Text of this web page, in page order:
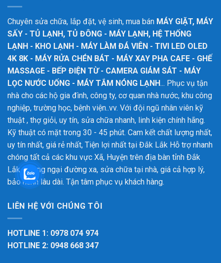
Chuyên sửa chữa, lắp đặt, vệ sinh, mua bán MÁY GIẶT, MÁY
SẤY - TỦ LẠNH, TỦ ĐÔNG - MÁY LẠNH, HỆ THỐNG
LẠNH - KHO LẠNH - MÁY LÀM ĐÁ VIÊN - TIVI LED OLED
4K 8K - MÁY RỬA CHÉN BÁT - MÁY XAY PHA CAFE - GHẾ
MASSAGE - BẾP ĐIỆN TỪ - CAMERA GIÁM SÁT - MÁY
LỌC NƯỚC UỐNG - MÁY TẮM NÓNG LẠNH... Phục vụ tận
nhà cho các hộ gia đình, công ty, cơ quan nhà nước, khu công
nghiệp, trường học, bệnh viện..vv. Với đội ngũ nhân viên kỹ
thuật , thợ giỏi, uy tín, sửa chữa nhanh, linh kiện chính hãng.
Kỹ thuật có mặt trong 30 - 45 phút. Cam kết chất lượng nhất,
uy tín nhất, giá rẻ nhất, Tiện lợi nhất tại Đắk Lắk Hỗ trợ nhanh
chóng tất cả các khu vực Xã, Huyện trên địa bàn tỉnh Đắk
Lắk. Không ngại đường xa, sửa chữa tại nhà, giá cả hợp lý,
bảo hành lâu dài. Tận tâm phục vụ khách hàng.
LIÊN HỆ VỚI CHÚNG TÔI
HOTLINE 1: 0978 074 974
HOTLINE 2: 0948 668 347